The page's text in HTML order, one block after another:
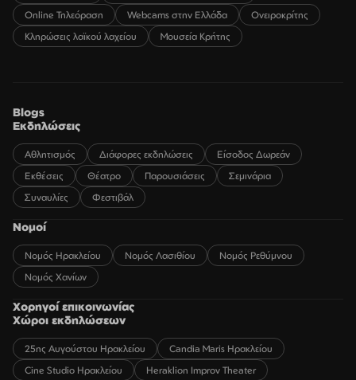
Online Τηλεόραση
Webcams στην Ελλάδα
Ονειροκρίτης
Κληρώσεις λαϊκού λαχείου
Μουσεία Κρήτης
Blogs
Εκδηλώσεις
Αθλητισμός Διάφορες εκδηλώσεις
Είσοδος Δωρεάν
Εκθέσεις
Θέατρο Παρουσιάσεις
Σεμινάρια
Συναυλίες
Φεστιβάλ
Νομοί
Νομός Ηρακλείου Νομός Λασιθίου
Νομός Ρεθύμνου
Νομός Χανίων
Χορηγοί επικοινωνίας
Χώροι εκδηλώσεων
25ης Αυγούστου Ηρακλείου
Candia Maris Ηρακλείου
Cine Studio Ηρακλείου
Heraklion Improv Theater